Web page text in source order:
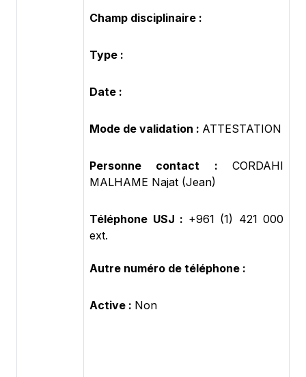
Champ disciplinaire :
Type :
Date :
Mode de validation : ATTESTATION
Personne contact : CORDAHI
MALHAME Najat (Jean)
Téléphone USJ : +961 (1) 421 000
ext.
Autre numéro de téléphone :
Active : Non